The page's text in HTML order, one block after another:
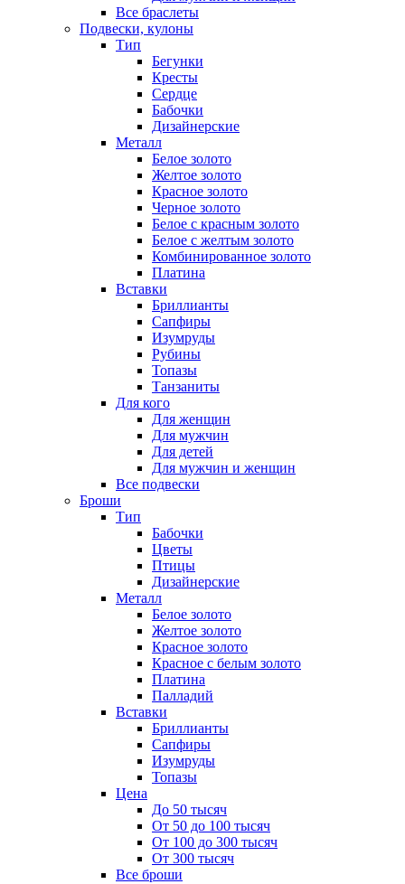
Все браслеты
Подвески, кулоны
Тип
Бегунки
Кресты
Сердце
Бабочки
Дизайнерские
Металл
Белое золото
Желтое золото
Красное золото
Черное золото
Белое с красным золото
Белое с желтым золото
Комбинированное золото
Платина
Вставки
Бриллианты
Сапфиры
Изумруды
Рубины
Топазы
Танзаниты
Для кого
Для женщин
Для мужчин
Для детей
Для мужчин и женщин
Все подвески
Броши
Тип
Бабочки
Цветы
Птицы
Дизайнерские
Металл
Белое золото
Желтое золото
Красное золото
Красное с белым золото
Платина
Палладий
Вставки
Бриллианты
Сапфиры
Изумруды
Топазы
Цена
До 50 тысяч
От 50 до 100 тысяч
От 100 до 300 тысяч
От 300 тысяч
Все броши